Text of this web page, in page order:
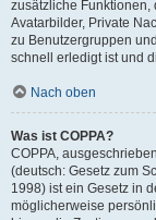
zusätzliche Funktionen,
Avatarbilder, Private
zu Benutzergruppen
schnell erledigt ist und
Nach oben
Was ist COPPA?
COPPA,
(deutsch: Gesetz zum
1998) ist ein Gesetz in
möglicherweise